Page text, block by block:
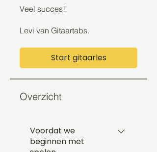
Veel succes!
Levi van Gitaartabs.
Start gitaarles
Overzicht
Voordat we
beginnen met